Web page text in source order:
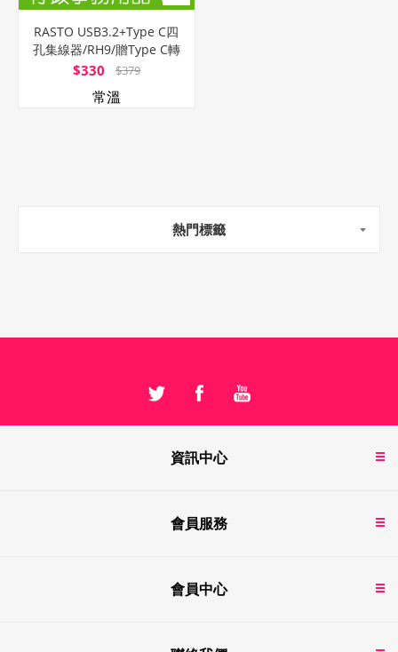
RASTO USB3.2+Type C四
孔集線器/RH9/贈Type C轉
接頭
$330 $379
常溫
熱門標籤
資訊中心
會員服務
會員中心